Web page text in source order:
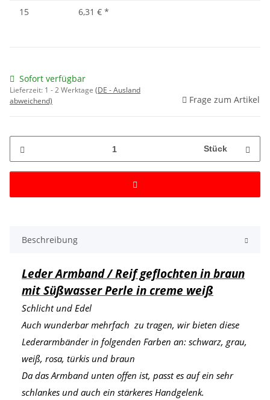
15
6,31 € *
Sofort verfügbar
Lieferzeit: 1 - 2 Werktage (DE - Ausland
abweichend)
Frage zum Artikel
Stück
Beschreibung
Leder Armband / Reif geflochten in braun
mit Süßwasser Perle in creme weiß
Schlicht und Edel
Auch wunderbar mehrfach zu tragen, wir bieten diese
Lederarmbänder in folgenden Farben an: schwarz, grau,
weiß, rosa, türkis und braun
Da das Armband unten offen ist, passt es auf ein sehr
schlankes und auch ein stärkeres Handgelenk.